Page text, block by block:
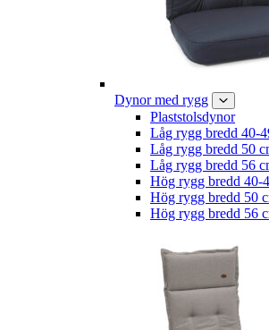
Dynor med rygg
Plaststolsdynor
Låg rygg bredd 40-
Låg rygg bredd 50
Låg rygg bredd 56
Hög rygg bredd 40-
Hög rygg bredd 50
Hög rygg bredd 56